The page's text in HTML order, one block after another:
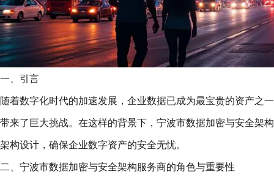
一、引言
随着数字化时代的加速发展，企业数据已成为最宝贵的资产之
带来了巨大挑战。在这样的背景下，宁波市数据加密与安全架
架构设计，确保企业数字资产的安全无忧。
二、宁波市数据加密与安全架构服务商的角色与重要性